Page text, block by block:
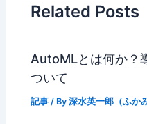
Related Posts
AutoMLとは何か？
ついて
記事 / By深水英一郎（ふか